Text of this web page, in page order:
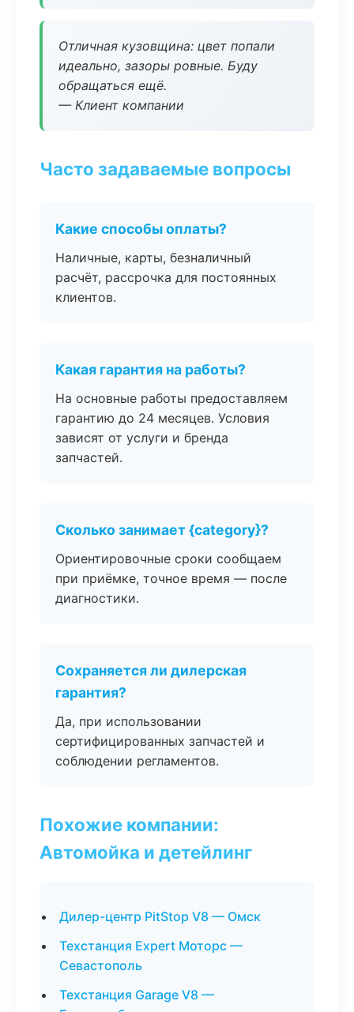
Отличная кузовщина: цвет попали
идеально, зазоры ровные. Буду
обращаться ещё.
— Клиент компании
Часто задаваемые вопросы
Какие способы оплаты?
Наличные, карты, безналичный
расчёт, рассрочка для постоянных
клиентов.
Какая гарантия на работы?
На основные работы предоставляем
гарантию до 24 месяцев. Условия
зависят от услуги и бренда
запчастей.
Сколько занимает {category}?
Ориентировочные сроки сообщаем
при приёмке, точное время — после
диагностики.
Сохраняется ли дилерская
гарантия?
Да, при использовании
сертифицированных запчастей и
соблюдении регламентов.
Похожие компании:
Автомойка и детейлинг
Дилер-центр PitStop V8 — Омск
Техстанция Expert Моторс —
Севастополь
Техстанция Garage V8 —